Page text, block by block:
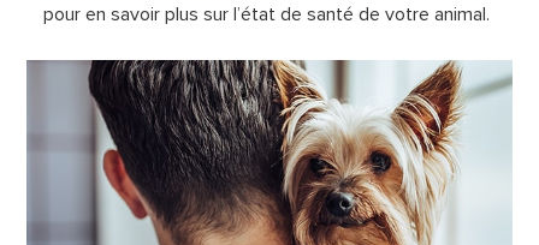
pour en savoir plus sur l’état de santé de votre animal.